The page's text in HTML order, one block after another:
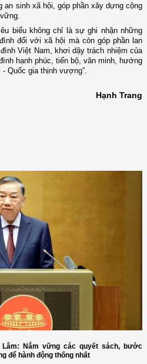
an sinh xã hội, góp phần xây dựng cộng
biểu không chỉ là sự ghi nhận những
đối với xã hội mà còn góp phần lan
Việt Nam, khơi dậy trách nhiệm của
hạnh phúc, tiến bộ, văn minh, hướng
Quốc gia thịnh vượng”.
Hạnh Trang
Nắm vững các quyết sách, bước
để hành động thống nhất